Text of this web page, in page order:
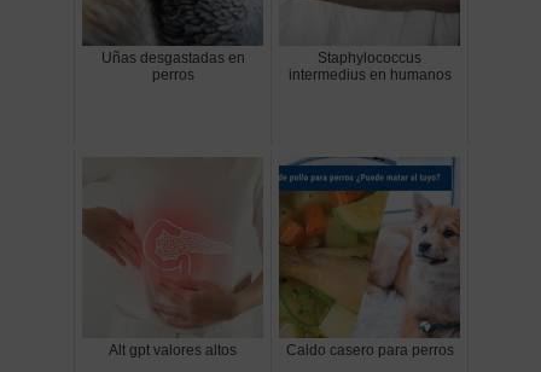
Uñas desgastadas en
perros
Staphylococcus
intermedius en humanos
Alt gpt valores altos Caldo casero para perros